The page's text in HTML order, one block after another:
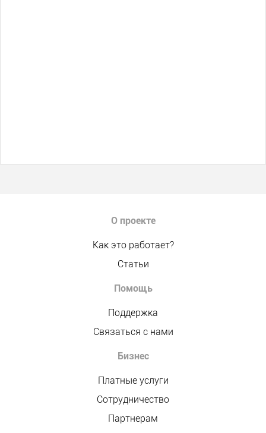
О проекте
Как это работает?
Статьи
Помощь
Поддержка
Связаться с нами
Бизнес
Платные услуги
Сотрудничество
Партнерам